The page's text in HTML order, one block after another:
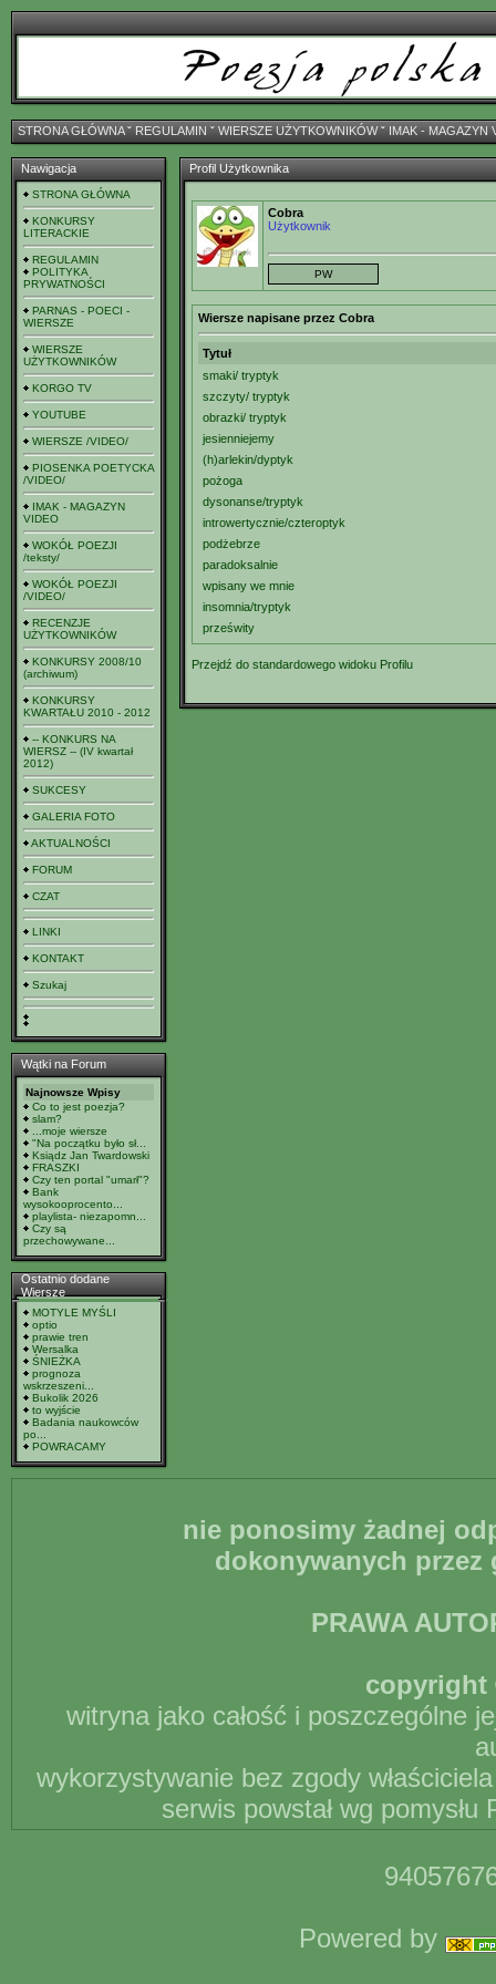
STRONA GŁÓWNAˇ REGULAMIN ˇ WIERSZE UŻYTKOWNIKÓWˇ IMAK - MAGAZYN
Nawigacja
STRONA GŁÓWNA
KONKURSY
LITERACKIE
REGULAMIN
POLITYKA
PRYWATNOŚCI
PARNAS - POECI -
WIERSZE
WIERSZE
UŻYTKOWNIKÓW
KORGO TV
YOUTUBE
WIERSZE /VIDEO/
PIOSENKA POETYCKA
/VIDEO/
IMAK - MAGAZYN
VIDEO
WOKÓŁ POEZJI
/teksty/
WOKÓŁ POEZJI
/VIDEO/
RECENZJE
UŻYTKOWNIKÓW
KONKURSY 2008/10
(archiwum)
KONKURSY
KWARTAŁU 2010 - 2012
-- KONKURS NA
WIERSZ -- (IV kwartał
2012)
SUKCESY
GALERIA FOTO
AKTUALNOŚCI
FORUM
CZAT
LINKI
KONTAKT
Szukaj
Wątki na Forum
Najnowsze Wpisy
Co to jest poezja?
slam?
...moje wiersze
"Na początku było sł...
Ksiądz Jan Twardowski
FRASZKI
Czy ten portal "umarł"?
Bank
wysokooprocento...
playlista- niezapomn...
Czy są
przechowywane...
Ostatnio dodane
Wiersze
MOTYLE MYŚLI
optio
prawie tren
Wersalka
ŚNIEŻKA
prognoza
wskrzeszeni...
Bukolik 2026
to wyjście
Badania naukowców
po...
POWRACAMY
Profil Użytkownika
Cobra
Użytkownik
Wiersze napisane przez Cobra
Tytuł
smaki/ tryptyk
szczyty/ tryptyk
obrazki/ tryptyk
jesienniejemy
(h)arlekin/dyptyk
pożoga
dysonanse/tryptyk
introwertycznie/czteroptyk
podżebrze
paradoksalnie
wpisany we mnie
insomnia/tryptyk
prześwity
Przejdź do standardowego widoku Profilu
nie ponosimy żadnej
dokonywanych
PRAWA
copyright
witryna jako całość i poszczególne
wykorzystywanie bez zgody
serwis powstał wg
Powered by